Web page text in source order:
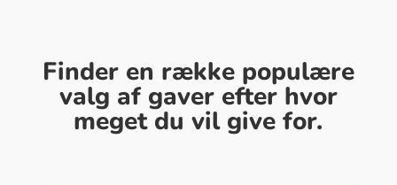
Finder en række populære
valg af gaver efter hvor
meget du vil give for.